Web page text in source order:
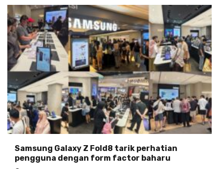
Samsung Galaxy Z Fold8 tarik perhatian
pengguna dengan form factor baharu